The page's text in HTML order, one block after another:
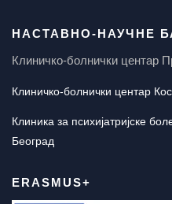
НАСТАВНО-НАУЧНЕ
Клиничко-болнички центар
Клиничко-болнички центар
Клиника за психијатријске
Београд
ERASMUS+